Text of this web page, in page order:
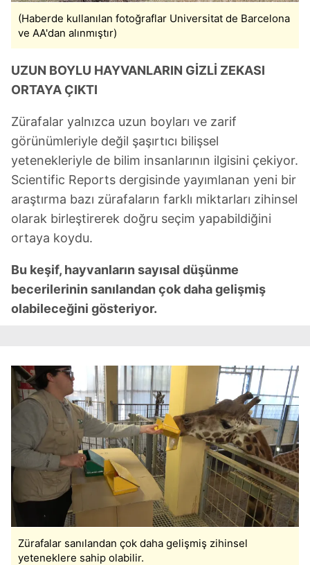
(Haberde kullanılan fotoğraflar Universitat de Barcelona
ve AA'dan alınmıştır)
UZUN BOYLU HAYVANLARIN GİZLİ ZEKASI
ORTAYA ÇIKTI
Zürafalar yalnızca uzun boyları ve zarif
görünümleriyle değil şaşırtıcı bilişsel
yetenekleriyle de bilim insanlarının ilgisini çekiyor.
Scientific Reports dergisinde yayımlanan yeni bir
araştırma bazı zürafaların farklı miktarları zihinsel
olarak birleştirerek doğru seçim yapabildiğini
ortaya koydu.
Bu keşif, hayvanların sayısal düşünme
becerilerinin sanılandan çok daha gelişmiş
olabileceğini gösteriyor.
Zürafalar sanılandan çok daha gelişmiş zihinsel
yeteneklere sahip olabilir.